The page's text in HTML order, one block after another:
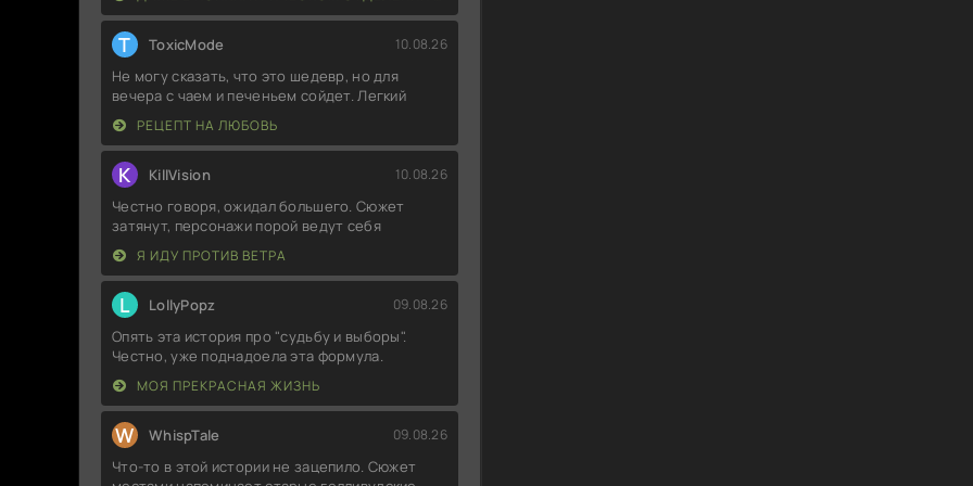
T ToxicMode 10.08.26
Не могу сказать, что это шедевр, но для
вечера с чаем и печеньем сойдет. Легкий
РЕЦЕПТ НА ЛЮБОВЬ
K KillVision 10.08.26
Честно говоря, ожидал большего. Сюжет
затянут, персонажи порой ведут себя
Я ИДУ ПРОТИВ ВЕТРА
L LollyPopz 09.08.26
Опять эта история про "судьбу и выборы".
Честно, уже поднадоела эта формула.
МОЯ ПРЕКРАСНАЯ ЖИЗНЬ
W WhispTale 09.08.26
Что-то в этой истории не зацепило. Сюжет